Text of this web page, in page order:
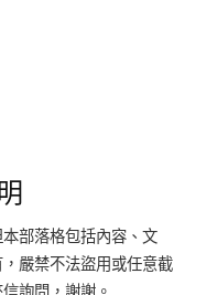
部落格包括內容、文
嚴禁不法盜用或任意截